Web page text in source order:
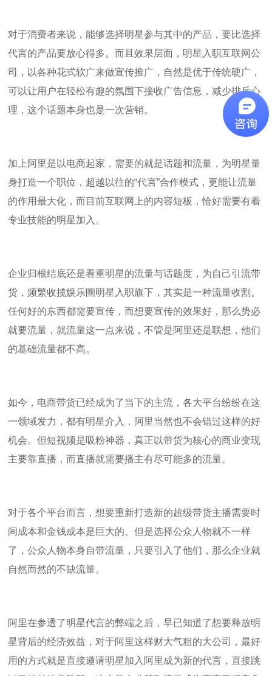
对于消费者来说，能够选择明星参与其中的产品，要比选择
代言的产品要放心得多。而且效果层面，明星入职互联网公
司，以各种花式软广来做宣传推广，自然是优于传统硬广，
可以让用户在轻松有趣的氛围下接收广告信息，减少排斥心
理，这个话题本身也是一次营销。
加上阿里是以电商起家，需要的就是话题和流量，为明星量
身打造一个职位，超越以往的“代言”合作模式，更能让流量
的作用最大化，而目前互联网上的内容短板，恰好需要有着
专业技能的明星加入。
企业归根结底还是看重明星的流量与话题度，为自己引流带
货，频繁收揽娱乐圈明星入职旗下，其实是一种流量收割。
任何好的东西都需要宣传，而想要宣传的效果好，那么势必
就要流量，就流量这一点来说，不管是阿里还是联想，他们
的基础流量都不高。
如今，电商带货已经成为了当下的主流，各大平台纷纷在这
一领域发力，都有明星介入，阿里当然也不会错过这样的好
机会。但短视频是吸粉神器，真正以带货为核心的商业变现
主要靠直播，而直播就需要播主有尽可能多的流量。
对于各个平台而言，想要重新打造新的超级带货主播需要时
间成本和金钱成本是巨大的。但是选择公众人物就不一样
了，公众人物本身自带流量，只要引入了他们，那么企业就
自然而然的不缺流量。
阿里在参透了明星代言的弊端之后，早已知道了想要释放明
星背后的经济效益，对于阿里这样财大气粗的大公司，最好
用的方式就是直接邀请明星加入阿里成为新的代言，直接跳